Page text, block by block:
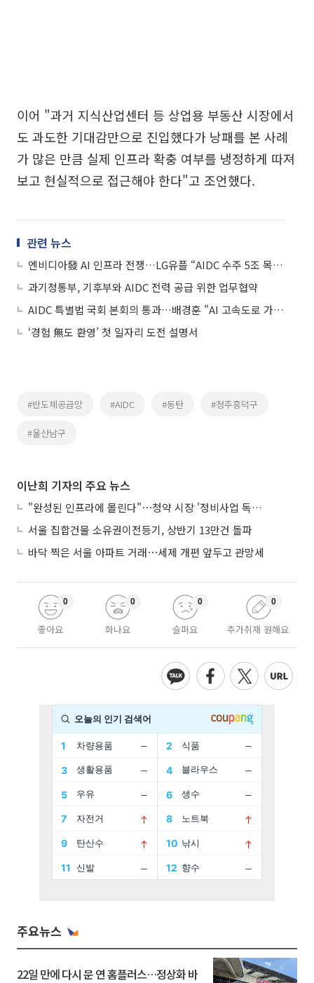
이어 "과거 지식산업센터 등 상업용 부동산 시장에서
도 과도한 기대감만으로 진입했다가 낭패를 본 사례
가 많은 만큼 실제 인프라 확충 여부를 냉정하게 따져
보고 현실적으로 접근해야 한다"고 조언했다.
관련 뉴스
엔비디아發 AI 인프라 전쟁…LG유플 “AIDC 수주 5조 목표”
과기정통부, 기후부와 AIDC 전력 공급 위한 업무협약
AIDC 특별법 국회 본회의 통과…배경훈 "AI 고속도로 가속화"
‘경험 無도 환영’ 첫 일자리 도전 설명서
#반도체공급망 #AIDC #동탄 #청주흥덕구
#울산남구
이난희 기자의 주요 뉴스
"완성된 인프라에 몰린다"⋯청약 시장 '정비사업 독주' 42배 격차
서울 집합건물 소유권이전등기, 상반기 13만건 돌파
바닥 찍은 서울 아파트 거래⋯세제 개편 앞두고 관망세
좋아요
0
화나요
0
슬퍼요
0
추가취재 원해요
0
주요뉴스
22일 만에 다시 문 연 홈플러스…정상화 바